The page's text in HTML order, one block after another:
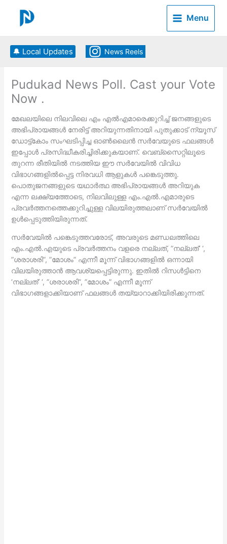
content
Menu
🔔 Local Updates News Reels
Pudukad News Poll. Cast your Vote
Now .
മേഖലയിലെ നിലവിലെ എം എല്‍എമാരെക്കുറിച്ച് ജനങ്ങളുടെ
അഭിപ്രായങ്ങള്‍ നേരിട്ട് അറിയുന്നതിനായി പുതുക്കാട് ന്യൂസ്
ഡോട്ട്കോം സംഘടിപ്പിച്ച ഓണ്‍ലൈന്‍ സര്‍വേയുടെ ഫലങ്ങള്‍
ഇപ്പോള്‍ പ്രസിദ്ധീകരിച്ചിരിക്കുകയാണ്. വെബ്‌സൈറ്റിലൂടെ
തുറന്ന രീതിയില്‍ നടത്തിയ ഈ സര്‍വേയില്‍ വിവിധ
വിഭാഗങ്ങളില്‍പ്പെട്ട നിരവധി ആളുകള്‍ പങ്കെടുത്തു.
പൊതുജനങ്ങളുടെ യഥാര്‍ത്ഥ അഭിപ്രായങ്ങള്‍ അറിയുക
എന്ന ലക്ഷ്യത്തോടെ, നിലവിലുള്ള എം.എല്‍.എമാരുടെ
പ്രവര്‍ത്തനത്തെക്കുറിച്ചുള്ള വിലയിരുത്തലാണ് സര്‍വേയില്‍
ഉള്‍പ്പെടുത്തിയിരുന്നത്.
സര്‍വേയില്‍ പങ്കെടുത്തവരോട്, അവരുടെ മണ്ഡലത്തിലെ
എം.എല്‍.എയുടെ പ്രവര്‍ത്തനം വളരെ നല്ലത്, ”നല്ലത്’ ‘,
”ശരാശരി”, ”മോശം” എന്നീ മൂന്ന് വിഭാഗങ്ങളില്‍ ഒന്നായി
വിലയിരുത്താന്‍ ആവശ്യപ്പെട്ടിരുന്നു. ഇതില്‍ റിസള്‍ട്ടിനെ
‘നല്ലത്’ ‘, ”ശരാശരി”, ”മോശം” എന്നീ മൂന്ന്
വിഭാഗങ്ങളാക്കിയാണ് ഫലങ്ങള്‍ തയ്യാറാക്കിയിരിക്കുന്നത്.